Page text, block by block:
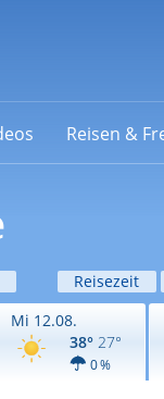
Reisen &
Reisezeit
Mi 12.08.
38° 27°
0 %